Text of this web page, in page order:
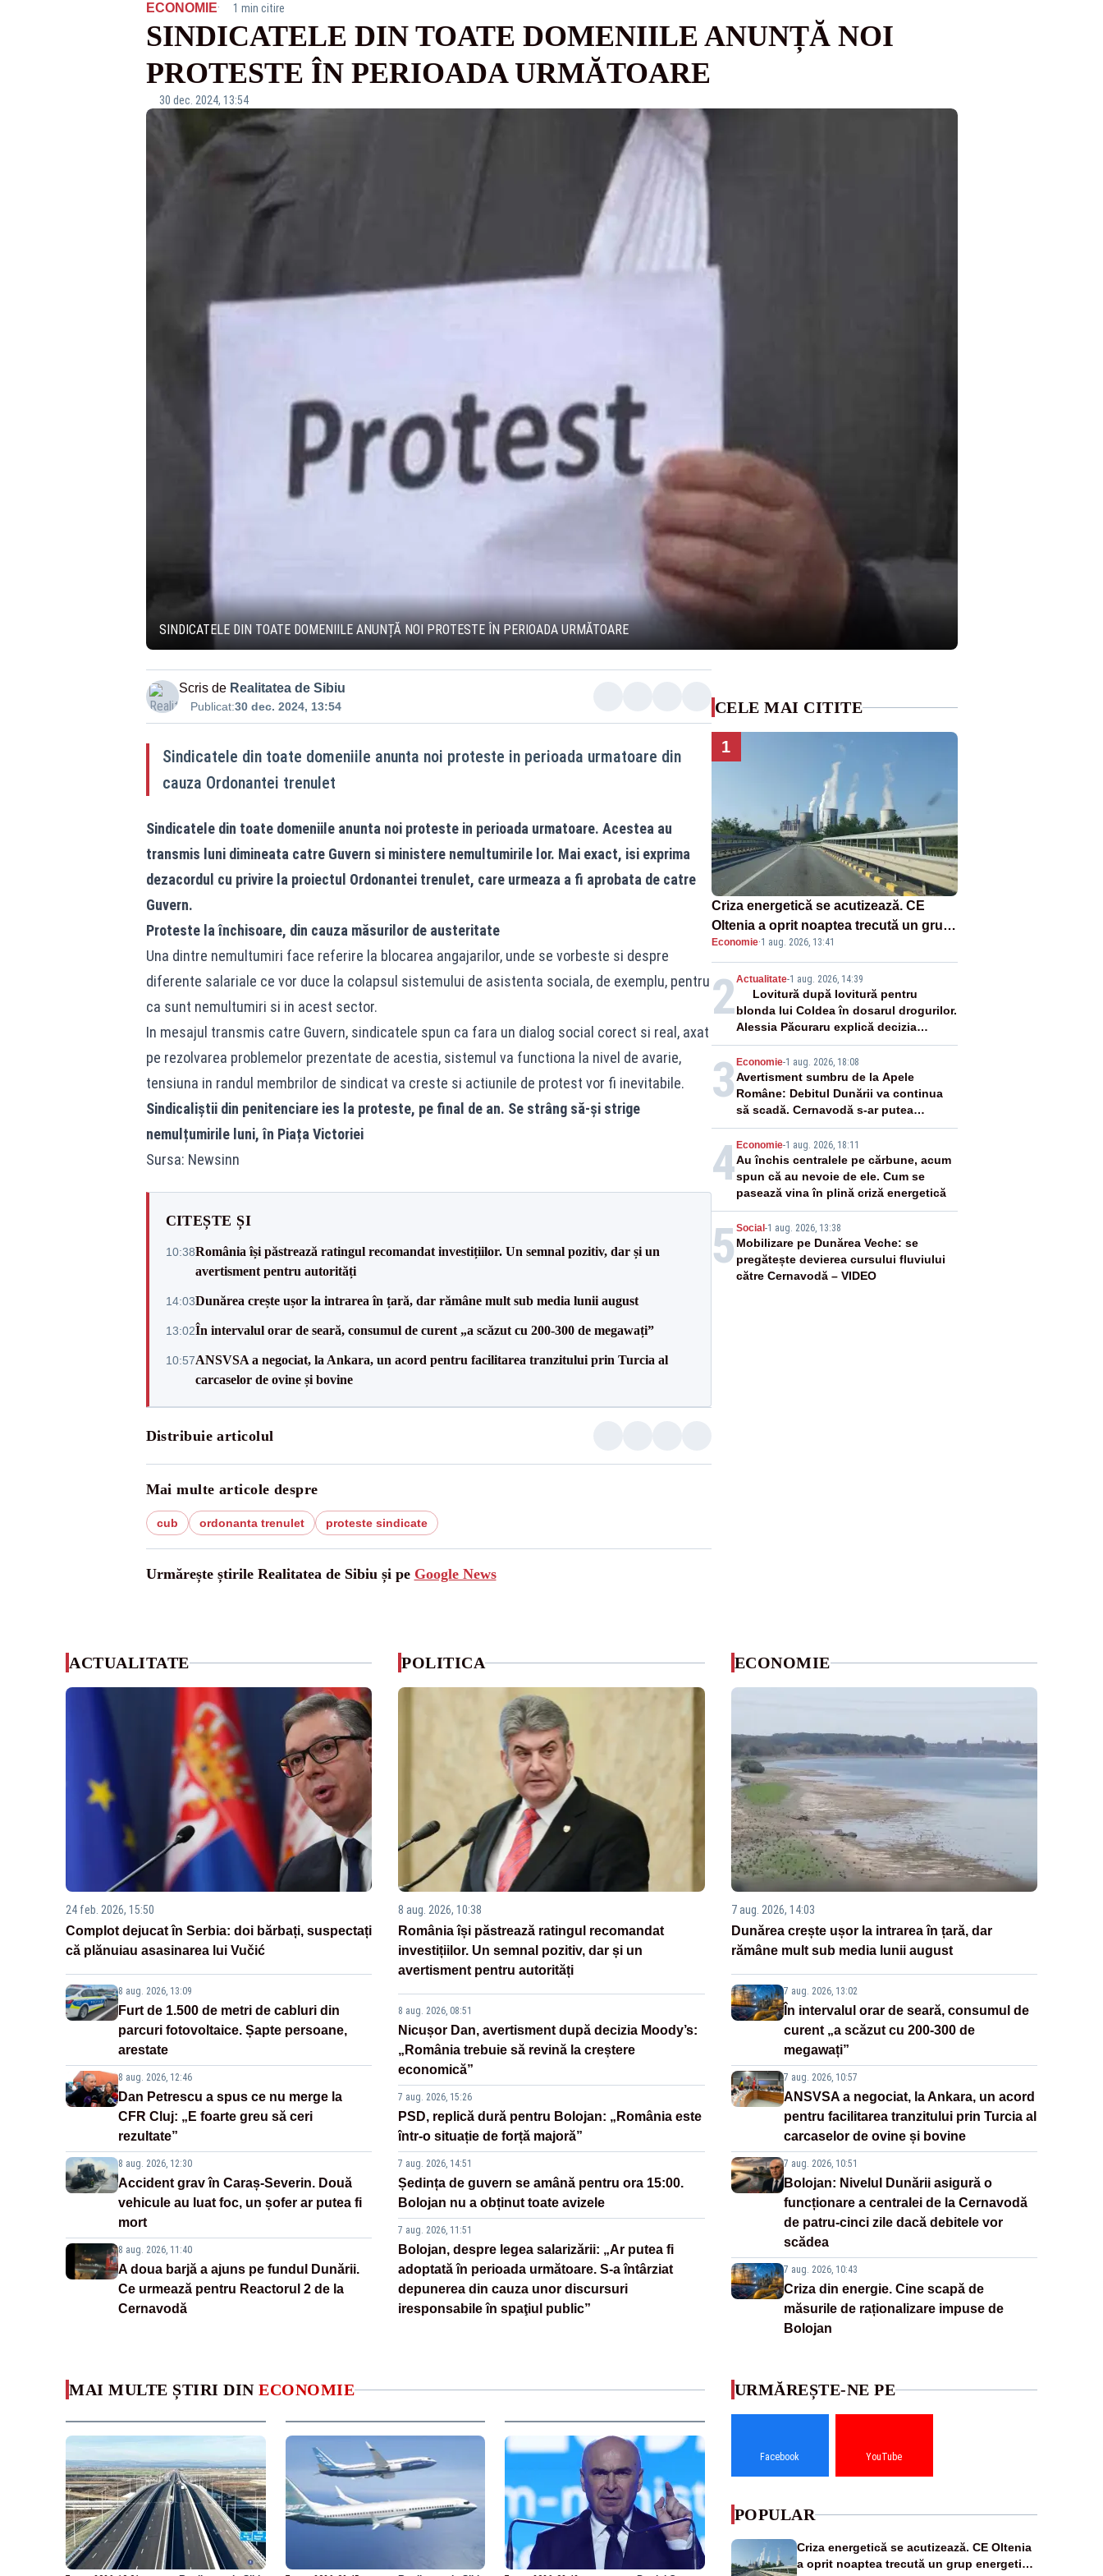
ECONOMIE· 1 min citire
SINDICATELE DIN TOATE DOMENIILE ANUNȚĂ NOI
PROTESTE ÎN PERIOADA URMĂTOARE
30 dec. 2024, 13:54
SINDICATELE DIN TOATE DOMENIILE ANUNȚĂ NOI PROTESTE ÎN PERIOADA URMĂTOARE
Scris de Realitatea de Sibiu
Publicat:30 dec. 2024, 13:54
Sindicatele din toate domeniile anunta noi proteste in perioada urmatoare din
cauza Ordonantei trenulet
Sindicatele din toate domeniile anunta noi proteste in perioada urmatoare. Acestea au
transmis luni dimineata catre Guvern si ministere nemultumirile lor. Mai exact, isi exprima
dezacordul cu privire la proiectul Ordonantei trenulet, care urmeaza a fi aprobata de catre
Guvern.
Proteste la închisoare, din cauza măsurilor de austeritate
Una dintre nemultumiri face referire la blocarea angajarilor, unde se vorbeste si despre
diferente salariale ce vor duce la colapsul sistemului de asistenta sociala, de exemplu, pentru
ca sunt nemultumiri si in acest sector.
In mesajul transmis catre Guvern, sindicatele spun ca fara un dialog social corect si real, axat
pe rezolvarea problemelor prezentate de acestia, sistemul va functiona la nivel de avarie,
tensiuna in randul membrilor de sindicat va creste si actiunile de protest vor fi inevitabile.
Sindicaliștii din penitenciare ies la proteste, pe final de an. Se strâng să-și strige
nemulțumirile luni, în Piața Victoriei
Sursa: Newsinn
CITEȘTE ȘI
10:38România își păstrează ratingul recomandat investițiilor. Un semnal pozitiv, dar și un
avertisment pentru autorități
14:03Dunărea crește ușor la intrarea în țară, dar rămâne mult sub media lunii august
13:02În intervalul orar de seară, consumul de curent „a scăzut cu 200-300 de megawați”
10:57ANSVSA a negociat, la Ankara, un acord pentru facilitarea tranzitului prin Turcia al
carcaselor de ovine și bovine
Distribuie articolul
Mai multe articole despre
cub ordonanta trenulet proteste sindicate
Urmărește știrile Realitatea de Sibiu și pe Google News
CELE MAI CITITE
1
Criza energetică se acutizează. CE
Oltenia a oprit noaptea trecută un grup
energetic de la Rovinari
Economie·1 aug. 2026, 13:41
2Actualitate-1 aug. 2026, 14:39
Lovitură după lovitură pentru
blonda lui Coldea în dosarul drogurilor.
Alessia Păcuraru explică decizia
magistraților
3 Economie-1 aug. 2026, 18:08
Avertisment sumbru de la Apele
Române: Debitul Dunării va continua
să scadă. Cernavodă s-ar putea
închide în 4 zile
4 Economie-1 aug. 2026, 18:11
Au închis centralele pe cărbune, acum
spun că au nevoie de ele. Cum se
pasează vina în plină criză energetică
5 Social -1 aug. 2026, 13:38
Mobilizare pe Dunărea Veche: se
pregătește devierea cursului fluviului
către Cernavodă – VIDEO
ACTUALITATE
24 feb. 2026, 15:50
Complot dejucat în Serbia: doi bărbați, suspectați
că plănuiau asasinarea lui Vučić
8 aug. 2026, 13:09
Furt de 1.500 de metri de cabluri din
parcuri fotovoltaice. Șapte persoane,
arestate
8 aug. 2026, 12:46
Dan Petrescu a spus ce nu merge la
CFR Cluj: „E foarte greu să ceri
rezultate”
8 aug. 2026, 12:30
Accident grav în Caraș-Severin. Două
vehicule au luat foc, un șofer ar putea fi
mort
8 aug. 2026, 11:40
A doua barjă a ajuns pe fundul Dunării.
Ce urmează pentru Reactorul 2 de la
Cernavodă
POLITICA
8 aug. 2026, 10:38
România își păstrează ratingul recomandat
investițiilor. Un semnal pozitiv, dar și un
avertisment pentru autorități
8 aug. 2026, 08:51
Nicușor Dan, avertisment după decizia Moody’s:
„România trebuie să revină la creștere
economică”
7 aug. 2026, 15:26
PSD, replică dură pentru Bolojan: „România este
într-o situație de forță majoră”
7 aug. 2026, 14:51
Ședința de guvern se amână pentru ora 15:00.
Bolojan nu a obținut toate avizele
7 aug. 2026, 11:51
Bolojan, despre legea salarizării: „Ar putea fi
adoptată în perioada următoare. S-a întârziat
depunerea din cauza unor discursuri
iresponsabile în spaţiul public”
ECONOMIE
7 aug. 2026, 14:03
Dunărea crește ușor la intrarea în țară, dar
rămâne mult sub media lunii august
7 aug. 2026, 13:02
În intervalul orar de seară, consumul de
curent „a scăzut cu 200-300 de
megawați”
7 aug. 2026, 10:57
ANSVSA a negociat, la Ankara, un acord
pentru facilitarea tranzitului prin Turcia al
carcaselor de ovine și bovine
7 aug. 2026, 10:51
Bolojan: Nivelul Dunării asigură o
funcționare a centralei de la Cernavodă
de patru-cinci zile dacă debitele vor
scădea
7 aug. 2026, 10:43
Criza din energie. Cine scapă de
măsurile de raționalizare impuse de
Bolojan
MAI MULTE ȘTIRI DIN ECONOMIE URMĂREȘTE-NE PE
Facebook YouTube
POPULAR
Criza energetică se acutizează. CE Oltenia
a oprit noaptea trecută un grup energetic